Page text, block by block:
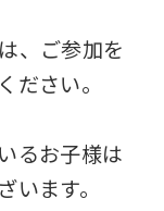
、ご参加を
ださい。
るお子様は
ます。